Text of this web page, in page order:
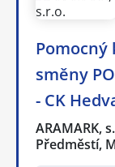
Pomocný
směny
- CK
ARAMARK,
Předměstí,